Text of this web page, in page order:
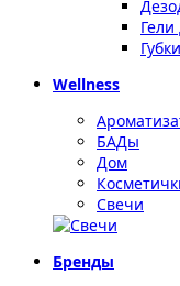
Wellness
БАДы
Дом
Свечи
Бренды